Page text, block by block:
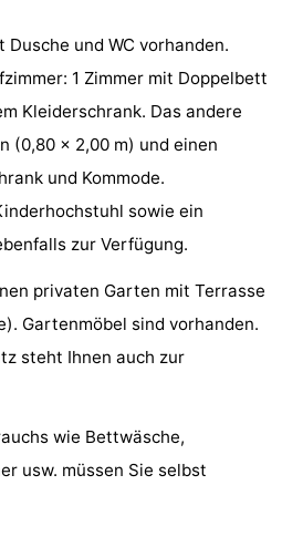
und WC vorhanden.
1 Zimmer mit Doppelbett
Kleiderschrank. Das andere
(0,80 x 2,00 m) und einen
und Kommode.
sowie ein
zur Verfügung.
privaten Garten mit Terrasse
Gartenmöbel sind vorhanden.
steht Ihnen auch zur
wie Bettwäsche,
usw. müssen Sie selbst